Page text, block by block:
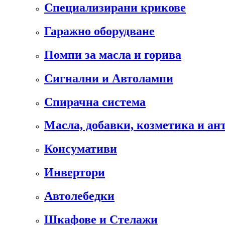
Специализирани крикове
Гаражно оборудване
Помпи за масла и горива
Сигнални и Автолампи
Спирачна система
Масла, добавки, козметика и
Консумативи
Инвертори
Автолебедки
Шкафове и Стелажи